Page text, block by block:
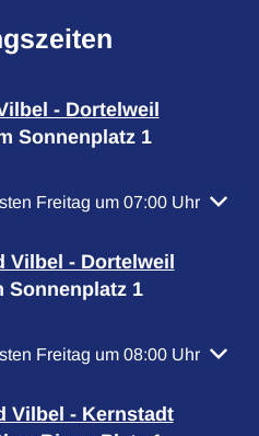
- Dortelweil
Sonnenplatz 1
oder Schließzeiten
Freitag um 07:00 Uhr
Vilbel - Dortelweil
Sonnenplatz 1
oder Schließzeiten
Freitag um 08:00 Uhr
Vilbel - Kernstadt